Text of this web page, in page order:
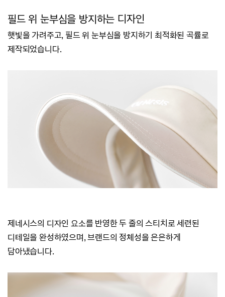
필드 위 눈부심을 방지하는 디자인
햇빛을 가려주고, 필드 위 눈부심을 방지하기 최적화된 곡률로
제작되었습니다.
제네시스의 디자인 요소를 반영한 두 줄의 스티치로 세련된
디테일을 완성하였으며, 브랜드의 정체성을 은은하게
담아냈습니다.